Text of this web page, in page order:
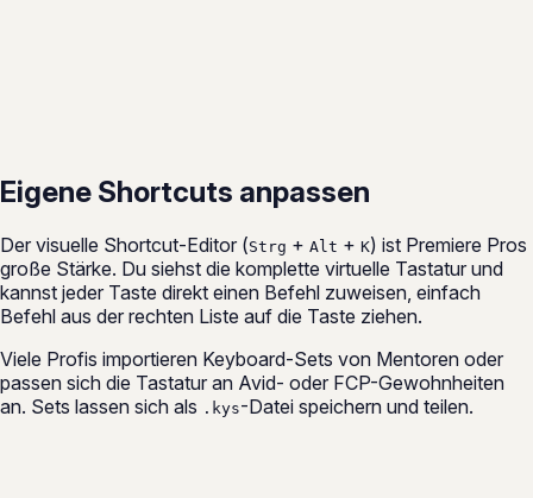
Eigene Shortcuts anpassen
Der visuelle Shortcut-Editor (Strg + Alt + K) ist Premiere Pros
große Stärke. Du siehst die komplette virtuelle Tastatur und
kannst jeder Taste direkt einen Befehl zuweisen, einfach
Befehl aus der rechten Liste auf die Taste ziehen.
Viele Profis importieren Keyboard-Sets von Mentoren oder
passen sich die Tastatur an Avid- oder FCP-Gewohnheiten
an. Sets lassen sich als .kys-Datei speichern und teilen.